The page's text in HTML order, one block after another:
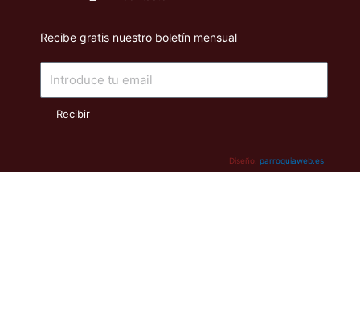
Recibe gratis nuestro boletín mensual
Recibir
Diseño: parroquiaweb.es